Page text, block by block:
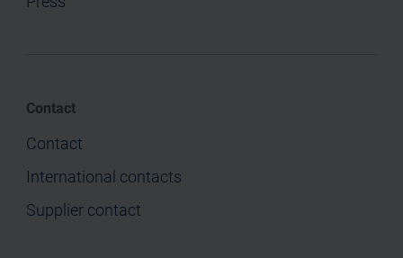
Contact
Contact
International contacts
Supplier contact